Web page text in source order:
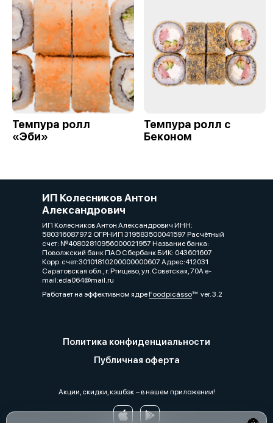
Темпура ролл
«Эби»
Темпура ролл с
Беконом
ИП Колесников Антон
Александрович
ИП Колесников Антон Александрович ИНН:
580316087972 ОГРНИП 319583500041597 Расчётный
счет: №40802810956000021957 Название банка:
Поволжский банк ПАО Сбербанк БИК: 043601607
Корр. счет:30101810200000000607 Адрес:412031
Саратовская обл., г. Ртищево, ул. Советская, 70А e-
mail:eda064@mail.ru
Работает на эффективном ядреFoodpicássover. 3.2
Политика конфиденциальности
Публичная оферта
Акции, скидки, кэшбэк − в нашем приложении!